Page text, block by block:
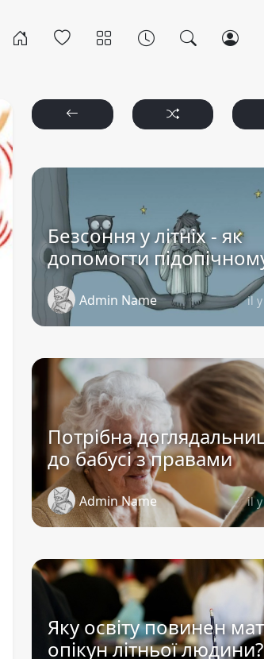
Безсоння у літніх - як
допомогти
Admin Name il
Потрібна
до бабусі з правами
Admin Name il
Яку освіту повинен
опікун літньої людини?